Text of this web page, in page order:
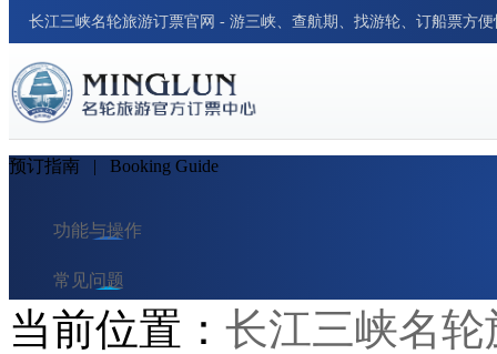
长江三峡名轮旅游订票官网 - 游三峡、查航期、找游轮、订船票方
预订指南 | Booking Guide
功能与操作
常见问题
订单与支付
当前位置： 长江三峡名